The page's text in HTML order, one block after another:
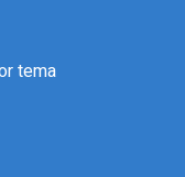
tema